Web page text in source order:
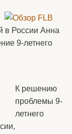
в России Анна
9-летнего
К решению
проблемы 9-
летнего